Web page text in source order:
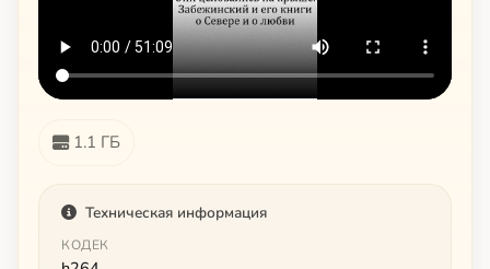
1.1 ГБ
Техническая информация
КОДЕК